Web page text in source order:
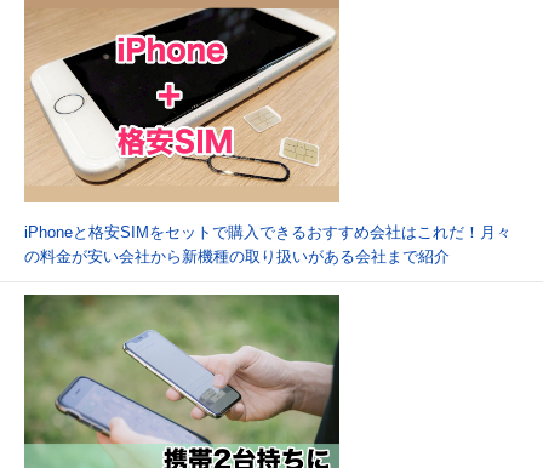
iPhoneと格安SIMをセットで購入できるおすすめ会社はこれだ！月々
の料金が安い会社から新機種の取り扱いがある会社まで紹介